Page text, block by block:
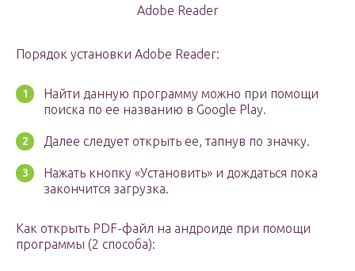
Adobe Reader
Порядок установки Adobe Reader:
Найти данную программу можно при помощи
поиска по ее названию в Google Play.
Далее следует открыть ее, тапнув по значку.
Нажать кнопку «Установить» и дождаться пока
закончится загрузка.
Как открыть PDF-файл на андроиде при помощи
программы (2 способа):